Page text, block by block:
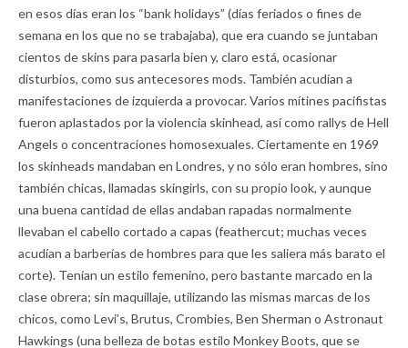
en esos días eran los “bank holidays” (días feriados o fines de
semana en los que no se trabajaba), que era cuando se juntaban
cientos de skins para pasarla bien y, claro está, ocasionar
disturbios, como sus antecesores mods. También acudían a
manifestaciones de izquierda a provocar. Varios mítines pacifistas
fueron aplastados por la violencia skinhead, así como rallys de Hell
Angels o concentraciones homosexuales. Ciertamente en 1969
los skinheads mandaban en Londres, y no sólo eran hombres, sino
también chicas, llamadas skingirls, con su propio look, y aunque
una buena cantidad de ellas andaban rapadas normalmente
llevaban el cabello cortado a capas (feathercut; muchas veces
acudían a barberías de hombres para que les saliera más barato el
corte). Tenían un estilo femenino, pero bastante marcado en la
clase obrera; sin maquillaje, utilizando las mismas marcas de los
chicos, como Levi’s, Brutus, Crombies, Ben Sherman o Astronaut
Hawkings (una belleza de botas estilo Monkey Boots, que se